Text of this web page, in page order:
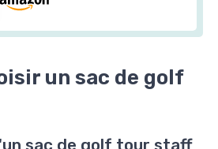
un sac de golf
sac de golf tour staff